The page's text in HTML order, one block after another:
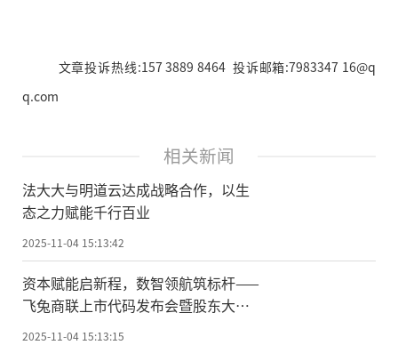
文章投诉热线:157 3889 8464 投诉邮箱:7983347 16@q
q.com
相关新闻
法大大与明道云达成战略合作，以生
态之力赋能千行百业
2025-11-04 15:13:42
资本赋能启新程，数智领航筑标杆——
飞兔商联上市代码发布会暨股东大会
隆重举行
2025-11-04 15:13:15